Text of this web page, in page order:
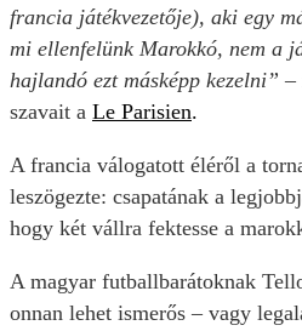
francia játékvezetője), aki egy
mi ellenfelünk Marokkó, nem a
hajlandó ezt másképp kezelni” –
szavait a Le Parisien.
A francia válogatott éléről a
leszögezte: csapatának a
hogy két vállra fektesse a
A magyar futballbarátoknak
onnan lehet ismerős – vagy